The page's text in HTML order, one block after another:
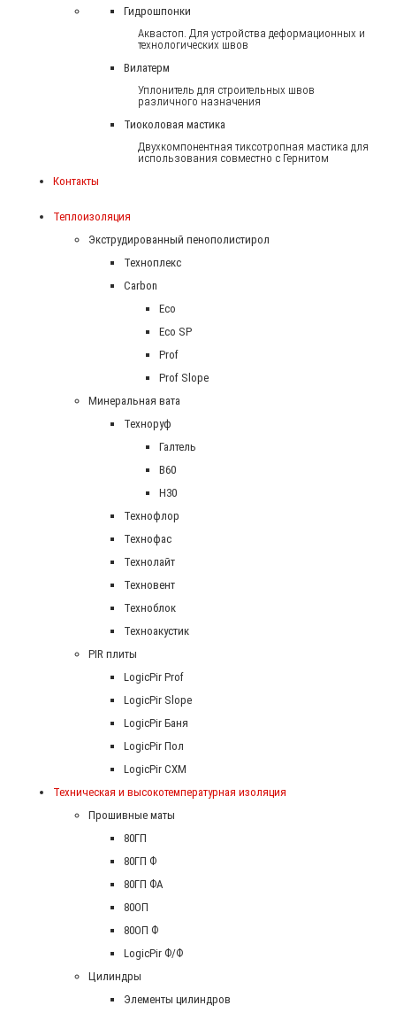
Гидрошпонки
Аквастоп. Для устройства деформационных и
технологических швов
Вилатерм
Уплонитель для строительных швов
различного назначения
Тиоколовая мастика
Двухкомпонентная тиксотропная мастика для
использования совместно с Гернитом
Контакты
Теплоизоляция
Экструдированный пенополистирол
Техноплекс
Carbon
Eco
Eco SP
Prof
Prof Slope
Минеральная вата
Техноруф
Галтель
В60
Н30
Технофлор
Технофас
Технолайт
Техновент
Техноблок
Техноакустик
PIR плиты
LogicPir Prof
LogicPir Slope
LogicPir Баня
LogicPir Пол
LogicPir СХМ
Техническая и высокотемпературная изоляция
Прошивные маты
80ГП
80ГП Ф
80ГП ФА
80ОП
80ОП Ф
LogicPir Ф/Ф
Цилиндры
Элементы цилиндров